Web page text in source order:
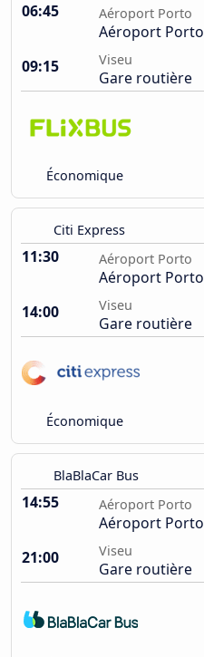
06:45 Aéroport Porto
Aéroport Porto
09:15
Viseu
Gare routière
Économique
Citi Express
11:30 Aéroport Porto
Aéroport Porto
14:00
Viseu
Gare routière
Économique
BlaBlaCar Bus
14:55 Aéroport Porto
Aéroport Porto
21:00
Viseu
Gare routière